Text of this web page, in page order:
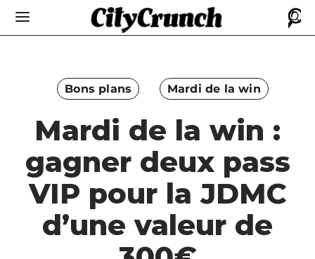
Bons plans Mardi de la win
Mardi de la win :
gagner deux pass
VIP pour la JDMC
d’une valeur de